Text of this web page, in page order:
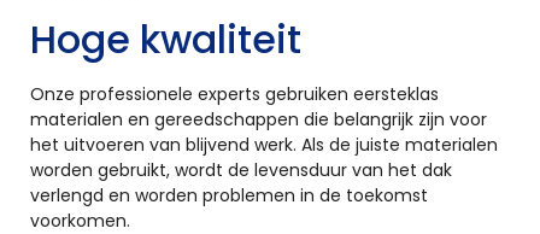
Hoge kwaliteit
Onze professionele experts gebruiken eersteklas
materialen en gereedschappen die belangrijk zijn voor
het uitvoeren van blijvend werk. Als de juiste materialen
worden gebruikt, wordt de levensduur van het dak
verlengd en worden problemen in de toekomst
voorkomen.